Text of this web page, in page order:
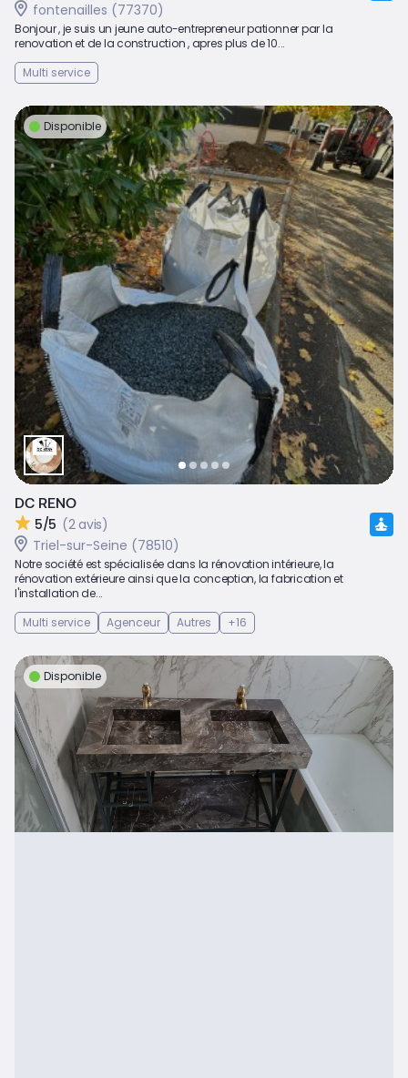
fontenailles (77370)
Bonjour , je suis un jeune auto-entrepreneur pationner par la
renovation et de la construction , apres plus de 10...
Multi service
Disponible
DC RENO
5/5 (2 avis)
Triel-sur-Seine (78510)
Notre société est spécialisée dans la rénovation intérieure, la
rénovation extérieure ainsi que la conception, la fabrication et
l'installation de...
Multi service
Agenceur Autres +16
Disponible